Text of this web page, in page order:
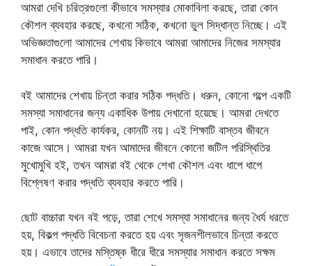
আমরা দেখি চরিত্রগুলো কীভাবে সমস্যার মোকাবিলা করছে, তারা কোন
কৌশল ব্যবহার করছে, কখনো সঠিক, কখনো ভুল সিদ্ধান্ত নিচ্ছে। এই
অভিজ্ঞতাগুলো আমাদের শেখায় কিভাবে আমরা আমাদের নিজের সমস্যার
সমাধান করতে পারি।
বই আমাদের শেখায় চিন্তা করার সঠিক পদ্ধতি। ধরুন, কোনো গল্পে একটি
সমস্যা সমাধানের জন্য একাধিক উপায় দেখানো হয়েছে। আমরা দেখতে
পাই, কোন পদ্ধতি কার্যকর, কোনটি নয়। এই শিক্ষাটি বাস্তব জীবনে
কাজে আসে। আমরা যখন আমাদের জীবনে কোনো জটিল পরিস্থিতির
মুখোমুখি হই, তখন আমরা বই থেকে শেখা কৌশল এবং ধাপে ধাপে
বিশ্লেষণ করার পদ্ধতি ব্যবহার করতে পারি।
ছোট বাচ্চারা যখন বই পড়ে, তারা শেখে সমস্যা সমাধানের জন্য ধৈর্য ধরতে
হয়, বিকল্প পদ্ধতি বিবেচনা করতে হয় এবং সৃজনশীলভাবে চিন্তা করতে
হয়। এভাবে তাদের মস্তিষ্ক ধীরে ধীরে সমস্যার সমাধান করতে সক্ষম